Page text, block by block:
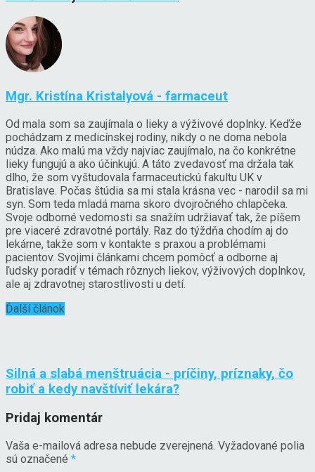
Mgr. Kristína Kristalyová - farmaceut
Od mala som sa zaujímala o lieky a výživové doplnky. Keďže
pochádzam z medicínskej rodiny, nikdy o ne doma nebola
núdza. Ako malú ma vždy najviac zaujímalo, na čo konkrétne
lieky fungujú a ako účinkujú. A táto zvedavosť ma držala tak
dlho, že som vyštudovala farmaceutickú fakultu UK v
Bratislave. Počas štúdia sa mi stala krásna vec - narodil sa mi
syn. Som teda mladá mama skoro dvojročného chlapčeka.
Svoje odborné vedomosti sa snažím udržiavať tak, že píšem
pre viaceré zdravotné portály. Raz do týždňa chodím aj do
lekárne, takže som v kontakte s praxou a problémami
pacientov. Svojimi článkami chcem pomôcť a odborne aj
ľudsky poradiť v témach rôznych liekov, výživových doplnkov,
ale aj zdravotnej starostlivosti u detí.
Ďalší článok
Silná a slabá menštruácia - príčiny, príznaky, čo
robiť a kedy navštíviť lekára?
Pridaj komentár
Vaša e-mailová adresa nebude zverejnená. Vyžadované polia
sú označené *